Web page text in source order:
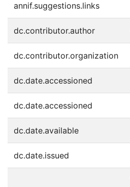
annif.suggestions.links
dc.contributor.author
dc.contributor.organization
dc.date.accessioned
dc.date.accessioned
dc.date.available
dc.date.issued